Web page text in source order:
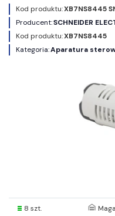
Kod produktu:XB7NS8445
Producent:SCHNEIDER
Kod produktu:XB7NS8445
Kategoria:Aparatura
8 szt.